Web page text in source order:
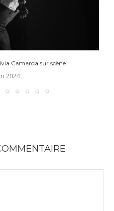
Camarda sur scène
2024